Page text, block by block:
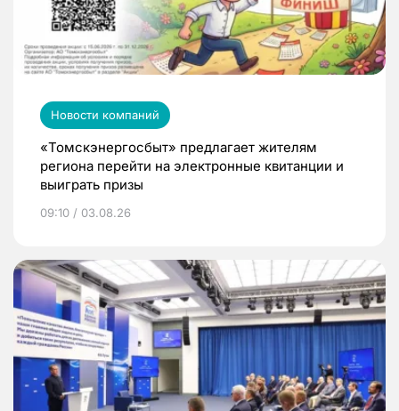
Новости компаний
«Томскэнергосбыт» предлагает жителям
региона перейти на электронные квитанции и
выиграть призы
09:10 / 03.08.26